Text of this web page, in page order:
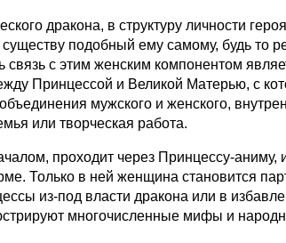
дракона, в структуру личности
подобный ему самому, будь то
связь с этим женским компонентом
Принцессой и Великой Матерью, с
мужского и женского,
или творческая работа.
проходит через Принцессу-аниму,
Только в ней женщина становится
из-под власти дракона или в
многочисленные мифы и